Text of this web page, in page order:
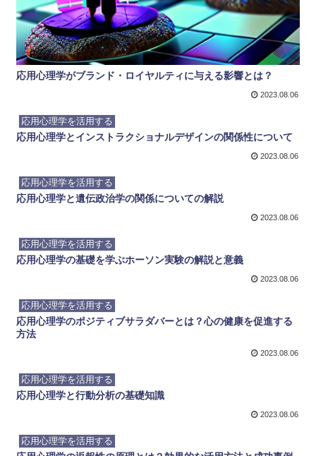
応用心理学がブランド・ロイヤルティに与える影響とは？
2023.08.06
応用心理学を活用する
応用心理学とインストラクショナルデザインの関係性について
2023.08.06
応用心理学を活用する
応用心理学と遺伝政治学の関係についての解説
2023.08.06
応用心理学を活用する
応用心理学の基礎を学ぶホーソン実験の解説と意義
2023.08.06
応用心理学を活用する
応用心理学のポジティブサラダバーとは？心の健康を促進する
方法
2023.08.06
応用心理学を活用する
応用心理学と行動分析の基礎知識
2023.08.06
応用心理学を活用する